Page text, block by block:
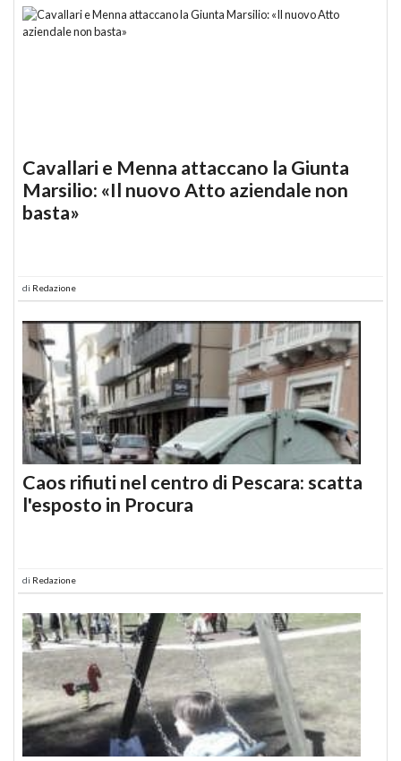
Cavallari e Menna attaccano la Giunta
Marsilio: «Il nuovo Atto aziendale non
basta»
di Redazione
Caos rifiuti nel centro di Pescara: scatta
l'esposto in Procura
di Redazione